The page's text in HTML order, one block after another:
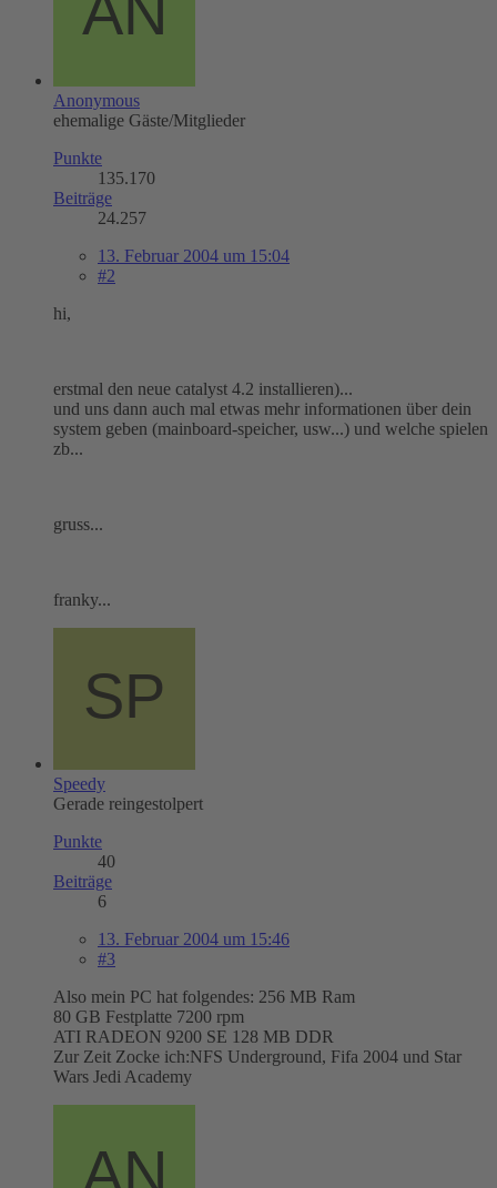
Anonymous
ehemalige Gäste/Mitglieder
Punkte
135.170
Beiträge
24.257
13. Februar 2004 um 15:04
#2
hi,
erstmal den neue catalyst 4.2 installieren)...
und uns dann auch mal etwas mehr informationen über dein
system geben (mainboard-speicher, usw...) und welche spielen
zb...
gruss...
franky...
Speedy
Gerade reingestolpert
Punkte
40
Beiträge
6
13. Februar 2004 um 15:46
#3
Also mein PC hat folgendes: 256 MB Ram
80 GB Festplatte 7200 rpm
ATI RADEON 9200 SE 128 MB DDR
Zur Zeit Zocke ich:NFS Underground, Fifa 2004 und Star
Wars Jedi Academy